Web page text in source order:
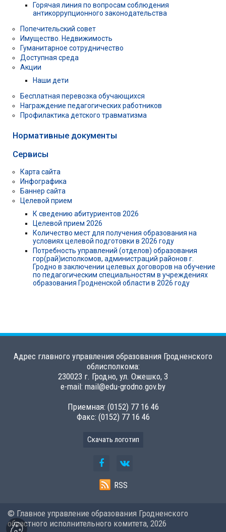
Горячая линия по вопросам соблюдения
антикоррупционного законодательства
Попечительский совет
Имущество. Недвижимость
Гуманитарное сотрудничество
Доступная среда
Акции
Наши дети
Бесплатная перевозка обучающихся
Награждение педагогических работников
Профилактика детского травматизма
Нормативные документы
Сервисы
Карта сайта
Инфографика
Баннер сайта
Целевой прием
К сведению абитуриентов 2026
Целевой прием 2026
Количество мест для получения образования на
условиях целевой подготовки в 2026 году
Потребность управлений (отделов) образования
гор(рай)исполкомов, администраций районов г.
Гродно в заключении целевых договоров на обучение
по педагогическим специальностям в учреждениях
образования Гродненской области в 2026 году
Адрес главного управления образования Гродненского
облисполкома:
230023 г. Гродно, ул. Ожешко, 3
e-mail: mail@edu-grodno.gov.by
Приемная: (0152) 77 16 46
Факс: (0152) 77 16 46
Скачать логотип
RSS
© Главное управление образования Гродненского
областного исполнительного комитета, 2026